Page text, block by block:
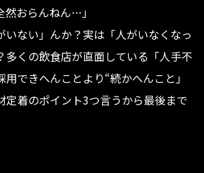
然おらんねん…」
いない」んか？実は「人がいなくなっ
多くの飲食店が直面している「人手不
できへんことより“続かへんこと」
定着のポイント3つ言うから最後まで